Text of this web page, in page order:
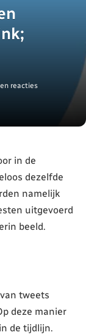
reacties
in de
dezelfde
namelijk
uitgevoerd
beeld.
tweets
deze manier
de tijdlijn.